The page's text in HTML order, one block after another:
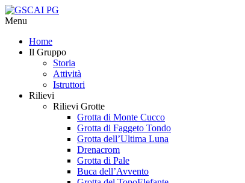
Menu
Home
Il Gruppo
Storia
Attività
Istruttori
Rilievi
Rilievi Grotte
Grotta di Monte Cucco
Grotta di Faggeto Tondo
Grotta dell’Ultima Luna
Drenacrom
Grotta di Pale
Buca dell’Avvento